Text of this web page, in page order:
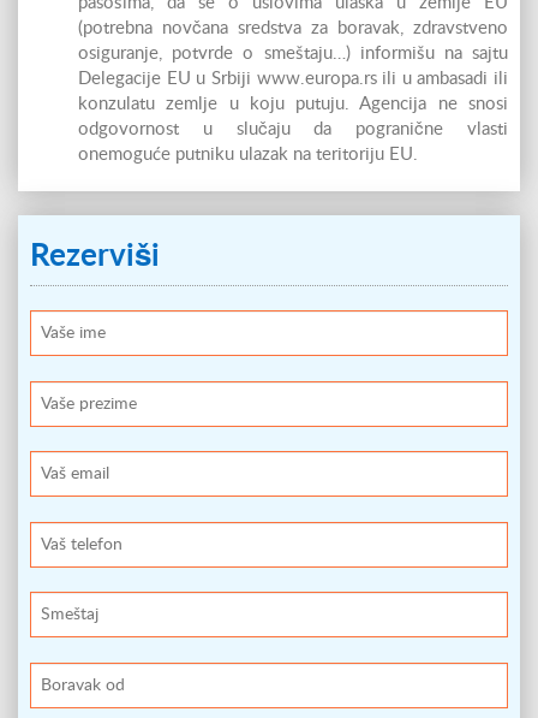
(potrebna novčana sredstva za boravak, zdravstveno
osiguranje, potvrde o smeštaju…) informišu na sajtu
Delegacije EU u Srbiji www.europa.rs ili u ambasadi ili
konzulatu zemlje u koju putuju. Agencija ne snosi
odgovornost u slučaju da pogranične vlasti
onemoguće putniku ulazak na teritoriju EU.
Rezerviši